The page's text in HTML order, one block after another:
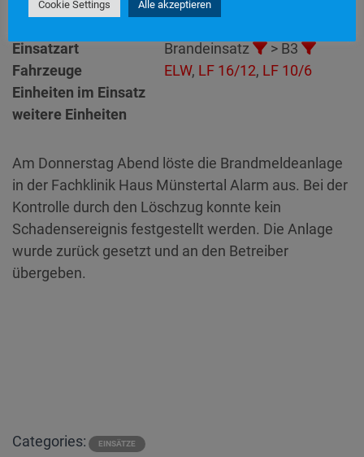
Alarmierungszeitpunkt1. Februar 2024 21:42
Einsatzart
Brandeinsatz
> B3
Fahrzeuge
ELW, LF 16/12, LF 10/6
Einheiten im Einsatz
weitere Einheiten
Am Donnerstag Abend löste die Brandmeldeanlage
in der Fachklinik Haus Münstertal Alarm aus. Bei der
Kontrolle durch den Löschzug konnte kein
Schadensereignis festgestellt werden. Die Anlage
wurde zurück gesetzt und an den Betreiber
übergeben.
Categories: EINSÄTZE
Cookie Settings Alle akzeptieren